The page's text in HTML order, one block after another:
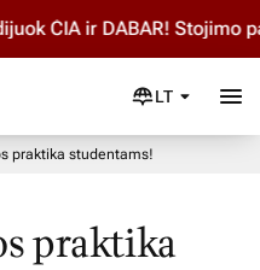
ČIA ir DABAR! Stojimo
LT
praktika studentams!
praktika